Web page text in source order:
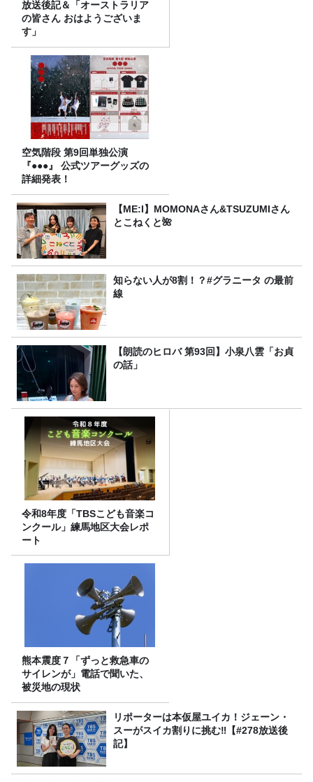
放送後記＆「オーストラリア
の皆さん おはようございま
す」
空気階段 第9回単独公演
『●●●』 公式ツアーグッズの
詳細発表！
【ME:I】MOMONAさん&TSUZUMIさん
とこねくと🌺
知らない人が8割！？#グラニータ の最前
線
【朗読のヒロバ 第93回】小泉八雲「お貞
の話」
令和8年度「TBSこども音楽コ
ンクール」練馬地区大会レポ
ート
熊本震度７「ずっと救急車の
サイレンが」電話で聞いた、
被災地の現状
リポーターは本仮屋ユイカ！ジェーン・
スーがスイカ割りに挑む‼【#278放送後
記】